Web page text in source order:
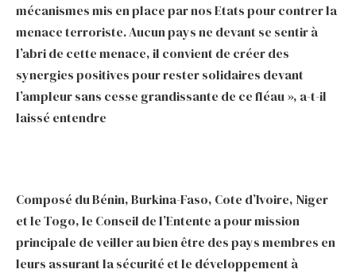
mécanismes mis en place par nos Etats pour contrer la
menace terroriste. Aucun pays ne devant se sentir à
l’abri de cette menace, il convient de créer des
synergies positives pour rester solidaires devant
l’ampleur sans cesse grandissante de ce fléau », a-t-il
laissé entendre
Composé du Bénin, Burkina-Faso, Cote d’Ivoire, Niger
et le Togo, le Conseil de l’Entente a pour mission
principale de veiller au bien être des pays membres en
leurs assurant la sécurité et le développement à